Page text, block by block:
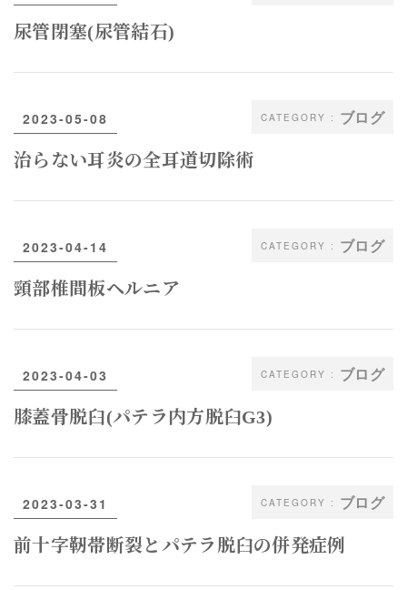
尿管閉塞(尿管結石)
ブログ
2023-05-08
治らない耳炎の全耳道切除術
ブログ
2023-04-14
頸部椎間板ヘルニア
ブログ
2023-04-03
膝蓋骨脱臼(パテラ内方脱臼G3)
ブログ
2023-03-31
前十字靭帯断裂とパテラ脱臼の併発症例